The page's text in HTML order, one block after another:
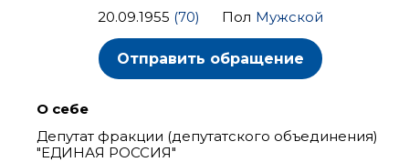
20.09.1955 (70) Пол Мужской
Отправить обращение
О себе
Депутат фракции (депутатского объединения)
"ЕДИНАЯ РОССИЯ"